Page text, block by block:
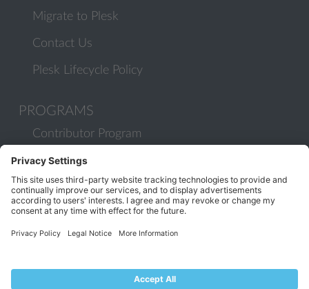
Migrate to Plesk
Contact Us
Plesk Lifecycle Policy
PROGRAMS
Contributor Program
Partner Program
COMMUNITY